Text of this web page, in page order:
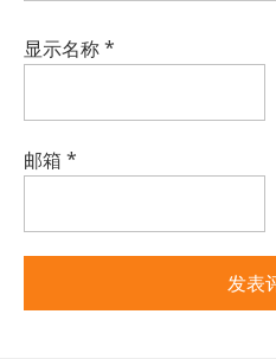
显示名称*
邮箱 *